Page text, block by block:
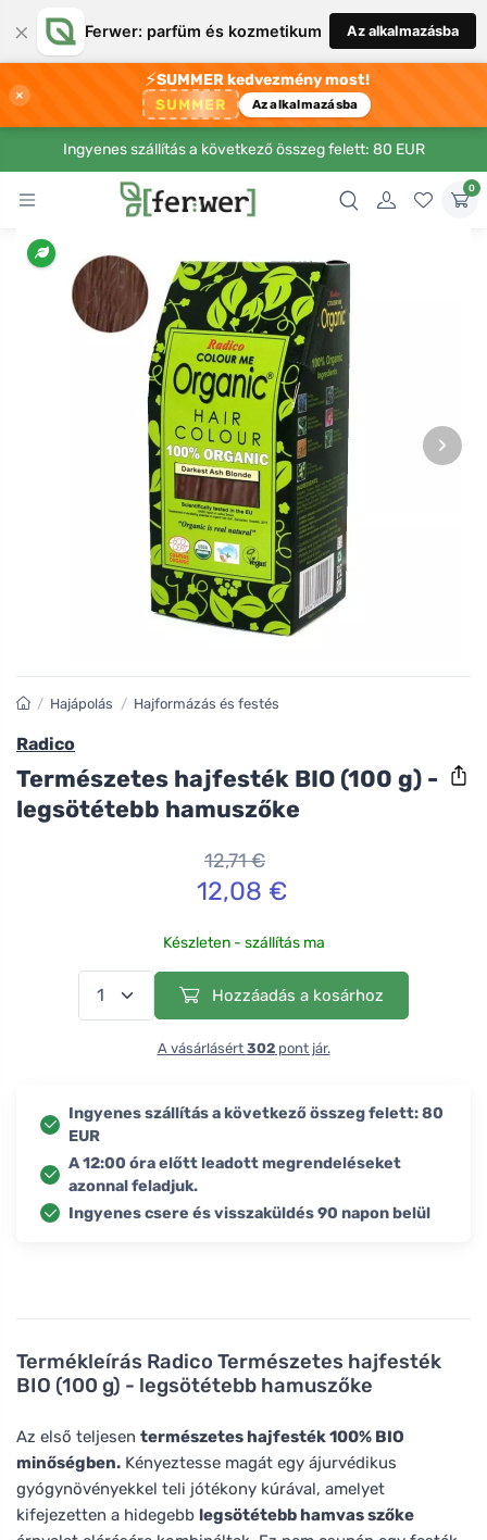
× Ferwer: parfüm és kozmetikum Az alkalmazásba
×
⚡SUMMER kedvezmény most!
SUMMER Az alkalmazásba
Ingyenes szállítás a következő összeg felett: 80 EUR
0
›
Termékleírás Radico Természetes hajfesték
BIO (100 g) - legsötétebb hamuszőke
Az első teljesen természetes hajfesték 100% BIO
minőségben. Kényeztesse magát egy ájurvédikus
gyógynövényekkel teli jótékony kúrával, amelyet
kifejezetten a hidegebb legsötétebb hamvas szőke
/ Hajápolás / Hajformázás és festés
Radico
Természetes hajfesték BIO (100 g) -
legsötétebb hamuszőke
12,71 €
12,08 €
Készleten - szállítás ma
Hozzáadás a kosárhoz
A vásárlásért 302pont jár.
Ingyenes szállítás a következő összeg felett: 80
EUR
A 12:00 óra előtt leadott megrendeléseket
azonnal feladjuk.
Ingyenes csere és visszaküldés 90 napon belül